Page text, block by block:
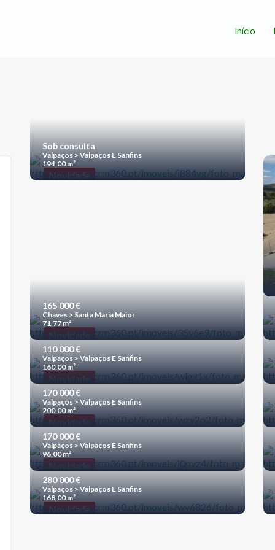
Início
Novidade
Sob consulta
Valpaços > Valpaços E Sanfins
194,00 m²
Novidade
165 000 €
Chaves > Santa Maria Maior
71,77 m²
Novidade
110 000 €
Valpaços > Valpaços E Sanfins
160,00 m²
Novidade
170 000 €
Valpaços > Valpaços E Sanfins
200,00 m²
Novidade
170 000 €
Valpaços > Valpaços E Sanfins
96,00 m²
Novidade
280 000 €
Valpaços > Valpaços E Sanfins
168,00 m²